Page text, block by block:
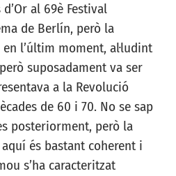
al 69è Festival
de Berlín, però la
l’últim moment, al·ludint
suposadament va ser
a la Revolució
de 60 i 70. No se sap
posteriorment, però la
és bastant coherent i
s’ha caracteritzat